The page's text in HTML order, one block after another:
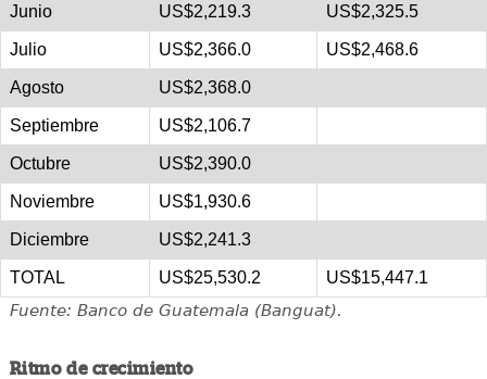
Junio US$2,219.3 US$2,325.5
Julio US$2,366.0 US$2,468.6
Agosto US$2,368.0
Septiembre US$2,106.7
Octubre US$2,390.0
Noviembre US$1,930.6
Diciembre US$2,241.3
TOTAL US$25,530.2 US$15,447.1
Fuente: Banco de Guatemala (Banguat).
Ritmo de crecimiento